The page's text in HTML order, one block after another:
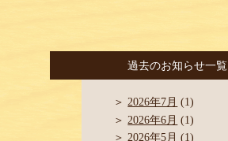
過去のお知らせ一覧
2026年7月 (1)
2026年6月 (1)
2026年5月 (1)